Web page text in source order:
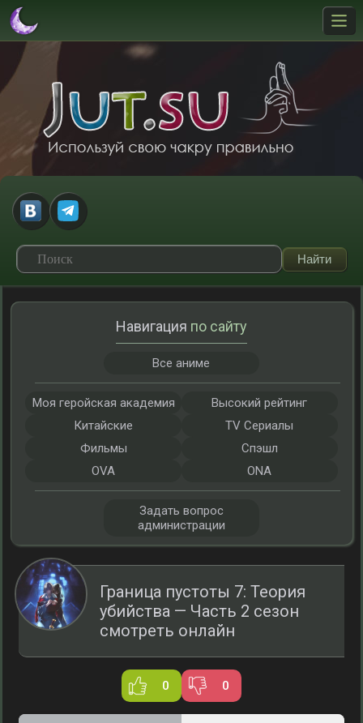
Граница пустоты 7: Теория
убийства — Часть 2 сезон
смотреть онлайн
0 0
Навигация по сайту
Все аниме
Моя геройская академия
Высокий рейтинг
Китайские
TV Сериалы
Фильмы
Спэшл
OVA
ONA
Задать вопрос
администрации